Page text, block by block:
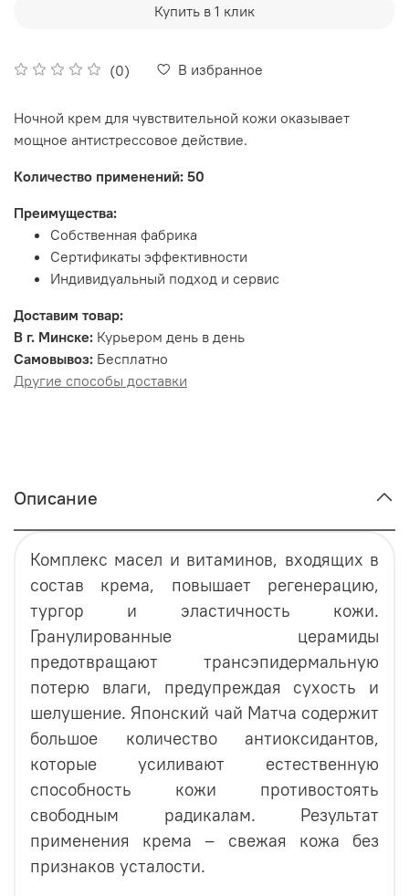
(0) В избранное
Купить в 1 клик
Ночной крем для чувствительной кожи оказывает
мощное антистрессовое действие.
Количество применений: 50
Преимущества:
Собственная фабрика
Сертификаты эффективности
Индивидуальный подход и сервис
Доставим товар:
В г. Минске: Курьером день в день
Самовывоз: Бесплатно
Другие способы доставки
Описание
Комплекс масел и витаминов, входящих в
состав крема, повышает регенерацию,
тургор и эластичность кожи.
Гранулированные церамиды
предотвращают трансэпидермальную
потерю влаги, предупреждая сухость и
шелушение. Японский чай Матча содержит
большое количество антиоксидантов,
которые усиливают естественную
способность кожи противостоять
свободным радикалам. Результат
применения крема – свежая кожа без
признаков усталости.